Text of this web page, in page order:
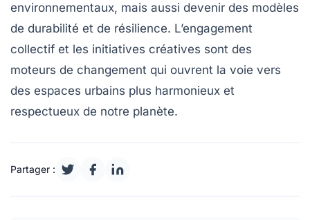
environnementaux, mais aussi devenir des modèles
de durabilité et de résilience. L’engagement
collectif et les initiatives créatives sont des
moteurs de changement qui ouvrent la voie vers
des espaces urbains plus harmonieux et
respectueux de notre planète.
Partager :